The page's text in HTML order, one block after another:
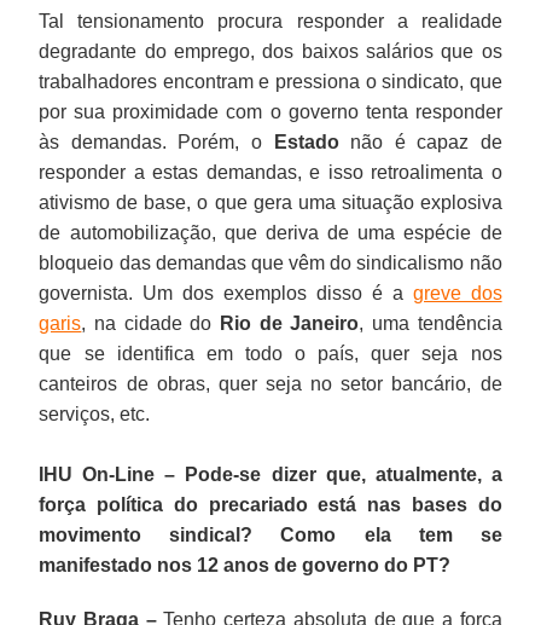
Tal tensionamento procura responder a realidade
degradante do emprego, dos baixos salários que os
trabalhadores encontram e pressiona o sindicato, que
por sua proximidade com o governo tenta responder
às demandas. Porém, o
Estadonão é capaz de
responder a estas demandas, e isso retroalimenta o
ativismo de base, o que gera uma situação explosiva
de automobilização, que deriva de uma espécie de
bloqueio das demandas que vêm do sindicalismo não
governista. Um dos exemplos disso é a greve dos
garis, na cidade do Rio de Janeiro, uma tendência
que se identifica em todo o país, quer seja nos
canteiros de obras, quer seja no setor bancário, de
serviços, etc.
IHU On-Line – Pode-se dizer que, atualmente, a
força política do precariado está nas bases do
movimento sindical? Como ela tem se
manifestado nos 12 anos de governo do PT?
Ruy Braga –Tenho certeza absoluta de que a força